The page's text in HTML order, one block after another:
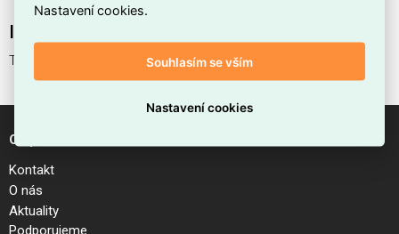
Interní název produktu
TAURUS PT 10W ACCENT SQUARE
O společnosti
Kontakt
O nás
Aktuality
Podporujeme
Nastavení cookies.
Souhlasím se vším
Nastavení cookies